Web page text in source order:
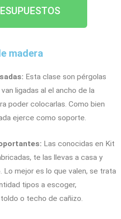
madera
Esta clase son pérgolas
ligadas al el ancho de la
poder colocarlas. Como bien
ejerce como soporte.
Las conocidas en Kit
te las llevas a casa y
Lo mejor es lo que valen, se trata
tipos a escoger,
o techo de cañizo.